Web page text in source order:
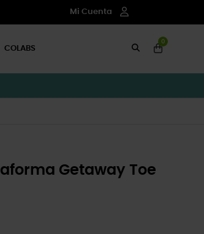
Mi Cuenta
COLABS
0
Getaway Toe